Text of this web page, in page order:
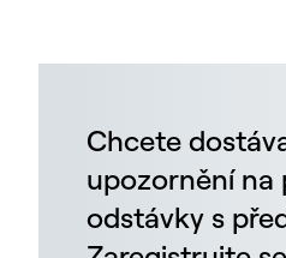
Chcete
upozornění na
odstávky s